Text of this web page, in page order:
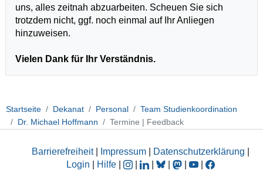
uns, alles zeitnah abzuarbeiten. Scheuen Sie sich
trotzdem nicht, ggf. noch einmal auf Ihr Anliegen
hinzuweisen.
Vielen Dank für Ihr Verständnis.
Startseite Dekanat Personal
Team Studienkoordination
Dr. Michael Hoffmann
Termine | Feedback
Barrierefreiheit| Impressum Datenschutzerklärung
Login
Hilfe